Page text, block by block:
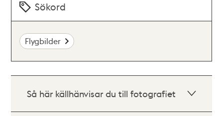
Sökord
Flygbilder
Så här källhänvisar du till fotografiet